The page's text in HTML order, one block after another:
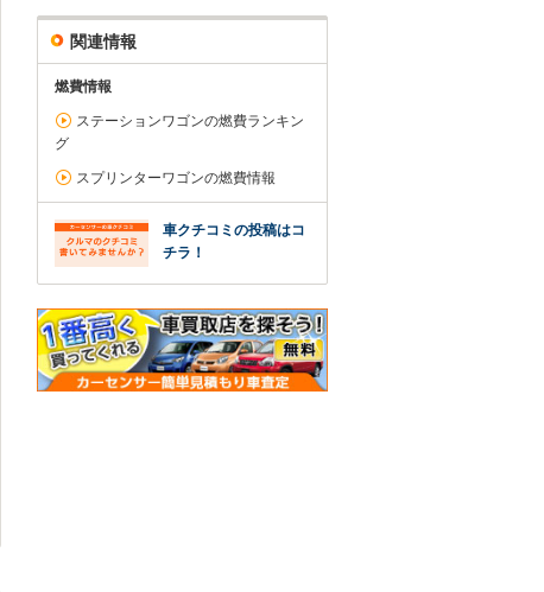
関連情報
燃費情報
ステーションワゴンの燃費ランキン
グ
スプリンターワゴンの燃費情報
車クチコミの投稿はコ
チラ！